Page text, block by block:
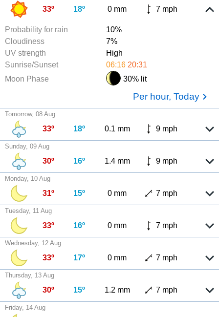
33º 18º 0 mm 7 mph
Probability for rain
10%
Cloudiness
7%
UV strength
High
Sunrise/Sunset
06:16 20:31
Moon Phase
30% lit
Per hour, Today
Tomorrow, 08 Aug
33º 18º 0.1 mm 9 mph
Sunday, 09 Aug
30º 16º 1.4 mm 9 mph
Monday, 10 Aug
31º 15º 0 mm 7 mph
Tuesday, 11 Aug
33º 16º 0 mm 7 mph
Wednesday, 12 Aug
33º 17º 0 mm 7 mph
Thursday, 13 Aug
30º 15º 1.2 mm 7 mph
Friday, 14 Aug